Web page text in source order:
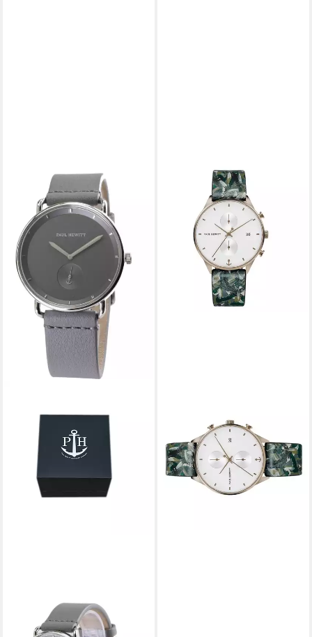
PAUL HEWITT
Quarzuhr PAUL HEWITT
UVP179,00 €
-47%
lieferbar - in 2-3 Werktagen bei dir